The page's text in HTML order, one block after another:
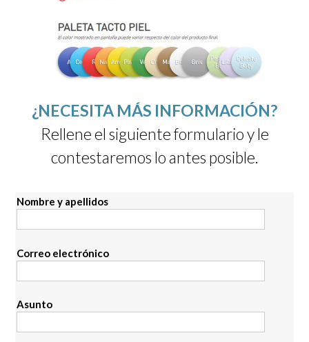
¿NECESITA MÁS INFORMACIÓN?
Rellene el siguiente formulario y le
contestaremos lo antes posible.
Nombre y apellidos
Correo electrónico
Asunto